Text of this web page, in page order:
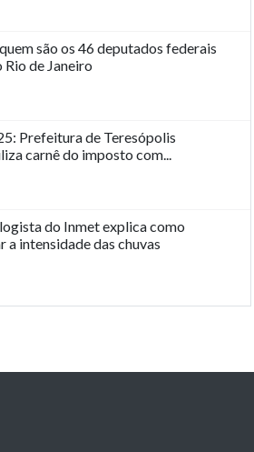
são os 46 deputados federais
Rio de Janeiro
Prefeitura de Teresópolis
carnê do imposto com...
do Inmet explica como
a intensidade das chuvas